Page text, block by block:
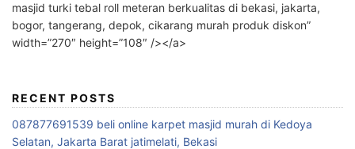
masjid turki tebal roll meteran berkualitas di bekasi, jakarta,
bogor, tangerang, depok, cikarang murah produk diskon”
width=”270″ height=”108″ /></a>
RECENT POSTS
087877691539 beli online karpet masjid murah di Kedoya
Selatan, Jakarta Barat jatimelati, Bekasi